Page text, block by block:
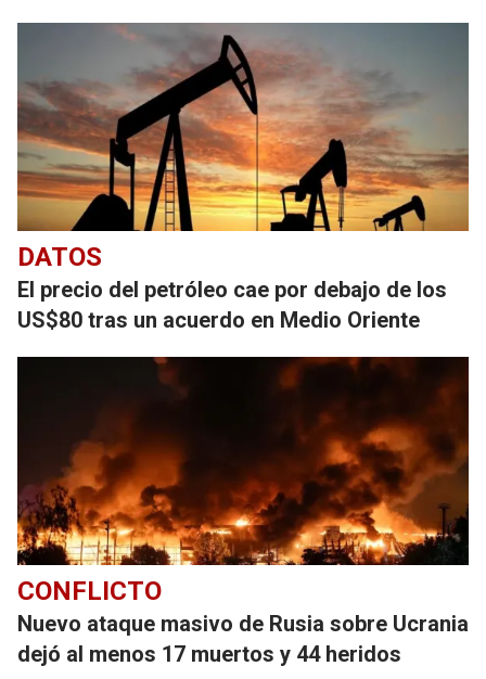
DATOS
El precio del petróleo cae por debajo de los
US$80 tras un acuerdo en Medio Oriente
CONFLICTO
Nuevo ataque masivo de Rusia sobre Ucrania
dejó al menos 17 muertos y 44 heridos